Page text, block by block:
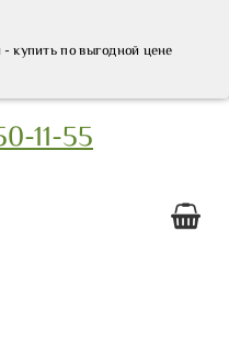
купить по выгодной цене |
11-55